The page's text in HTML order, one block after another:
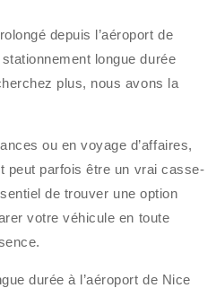
depuis l’aéroport de
longue durée
plus, nous avons la
ou en voyage d’affaires,
peut parfois être un vrai casse-
de trouver une option
votre véhicule en toute
durée à l’aéroport de Nice